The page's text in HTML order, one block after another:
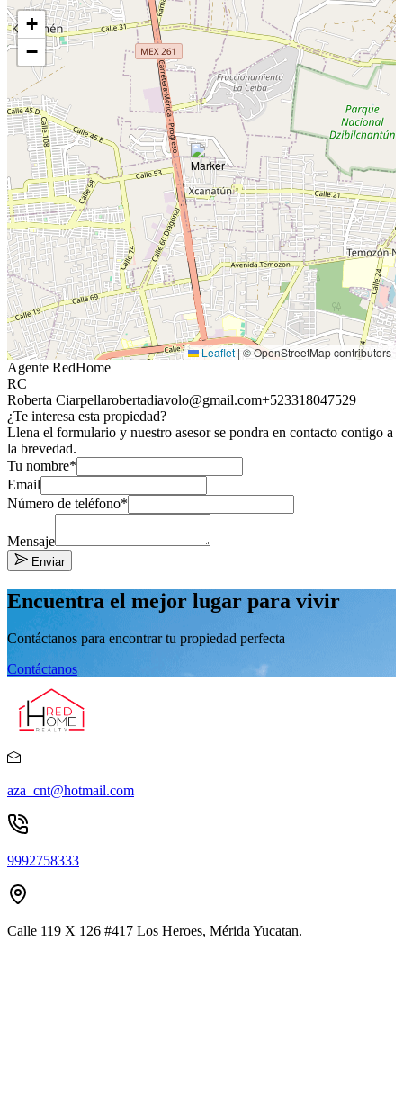
+
−
Leaflet | © OpenStreetMap contributors
Agente RedHome
RC
Roberta Ciarpellarobertadiavolo@gmail.com+523318047529
¿Te interesa esta propiedad?
Llena el formulario y nuestro asesor se pondra en contacto contigo a
la brevedad.
Tu nombre*
Email
Número de teléfono*
Mensaje
Enviar
Encuentra el mejor lugar para vivir
Contáctanos para encontrar tu propiedad perfecta
Contáctanos
aza_cnt@hotmail.com
9992758333
Calle 119 X 126 #417 Los Heroes, Mérida Yucatan.